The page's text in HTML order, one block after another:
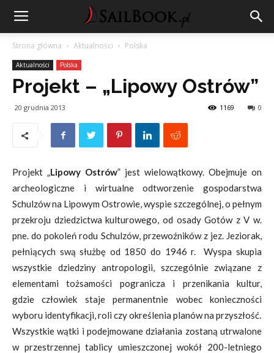
Strona główna Aktualności Polska
Aktualności Polska
Projekt – „Lipowy Ostrów”
20 grudnia 2013 0
1169
Projekt „Lipowy Ostrów” jest wielowątkowy. Obejmuje on
archeologiczne i wirtualne odtworzenie gospodarstwa
Schulzów na Lipowym Ostrowie, wyspie szczególnej, o pełnym
przekroju dziedzictwa kulturowego, od osady Gotów z V w.
pne. do pokoleń rodu Schulzów, przewoźników z jez. Jeziorak,
pełniących swą służbę od 1850 do 1946 r. Wyspa skupia
wszystkie dziedziny antropologii, szczególnie związane z
elementami tożsamości pogranicza i przenikania kultur,
gdzie człowiek staje permanentnie wobec konieczności
wyboru identyfikacji, roli czy określenia planów na przyszłość.
Wszystkie wątki i podejmowane działania zostaną utrwalone
w przestrzennej tablicy umieszczonej wokół 200-letniego